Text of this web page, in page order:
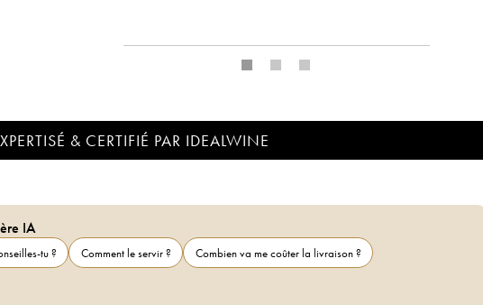
& CERTIFIÉ PAR IDEALWINE
IA
tu ? Comment le servir ?
Combien va me coûter la livraison ?